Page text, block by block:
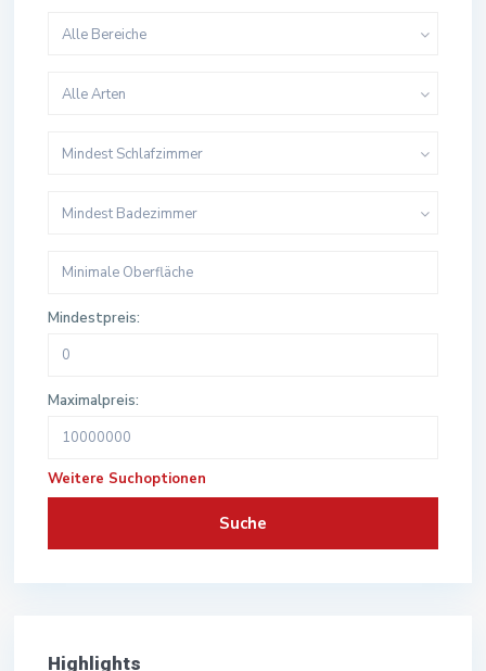
Alle Bereiche
Alle Arten
Mindest Schlafzimmer
Mindest Badezimmer
Mindestpreis:
Maximalpreis:
Weitere Suchoptionen
Suche
Highlights